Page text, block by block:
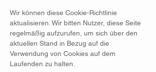
Wir können diese Cookie-Richtlinie
aktualisieren. Wir bitten Nutzer, diese Seite
regelmäßig aufzurufen, um sich über den
aktuellen Stand in Bezug auf die
Verwendung von Cookies auf dem
Laufenden zu halten.